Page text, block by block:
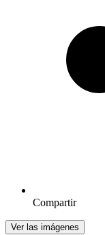
Compartir
Ver las imágenes